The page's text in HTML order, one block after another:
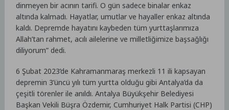
dinmeyen bir acının tarifi. O gün sadece binalar enkaz
altında kalmadı. Hayatlar, umutlar ve hayaller enkaz altında
kaldı. Depremde hayatını kaybeden tüm yurttaşlarımıza
Allah’tan rahmet, acılı ailelerine ve milletliğimize başsağlığı
diliyorum” dedi.
6 Şubat 2023’de Kahramanmaraş merkezli 11 ili kapsayan
depremin 3’üncü yılı tüm yurtta olduğu gibi Antalya’da da
çeşitli törenler ile anıldı. Antalya Büyükşehir Belediyesi
Başkan Vekili Büşra Özdemir, Cumhuriyet Halk Partisi (CHP)